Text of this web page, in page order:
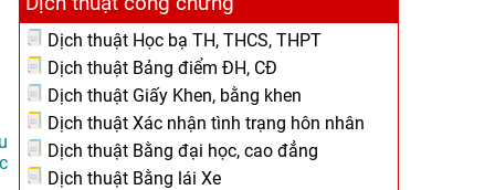
Dịch thuật Học bạ TH, THCS, THPT
Dịch thuật Bảng điểm ĐH, CĐ
Dịch thuật Giấy Khen, bằng khen
Dịch thuật Xác nhận tình trạng hôn nhân
Dịch thuật Bằng đại học, cao đẳng
Dịch thuật Bằng lái Xe